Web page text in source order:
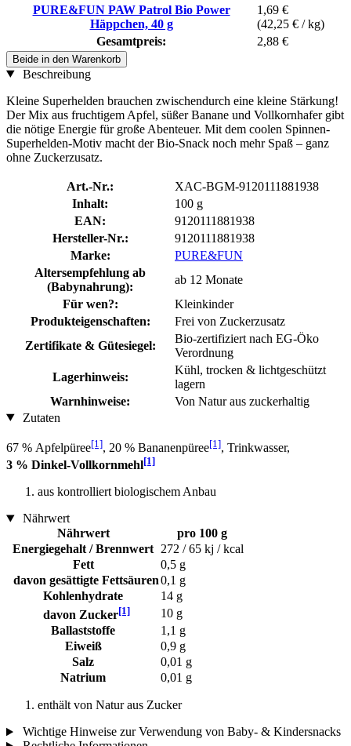
PURE&FUN PAW Patrol Bio Power
Häppchen, 40 g
1,69 €
(42,25 € / kg)
Gesamtpreis:
2,88 €
Beide in den Warenkorb
Beschreibung
Kleine Superhelden brauchen zwischendurch eine kleine Stärkung!
Der Mix aus fruchtigem Apfel, süßer Banane und Vollkornhafer gibt
die nötige Energie für große Abenteuer. Mit dem coolen Spinnen-
Superhelden-Motiv macht der Bio-Snack noch mehr Spaß – ganz
ohne Zuckerzusatz.
Art.-Nr.:
XAC-BGM-9120111881938
Inhalt:
100 g
EAN:
9120111881938
Hersteller-Nr.:
9120111881938
Marke:
PURE&FUN
Altersempfehlung ab
(Babynahrung):
ab 12 Monate
Für wen?:
Kleinkinder
Produkteigenschaften:
Frei von Zuckerzusatz
Zertifikate & Gütesiegel:
Bio-zertifiziert nach EG-Öko
Verordnung
Lagerhinweis:
Kühl, trocken & lichtgeschützt
lagern
Warnhinweise:
Von Natur aus zuckerhaltig
Zutaten
67 % Apfelpüree[1], 20 % Bananenpüree[1], Trinkwasser,
3 % Dinkel-Vollkornmehl[1]
aus kontrolliert biologischem Anbau
Nährwert
Nährwert
pro 100 g
Energiegehalt / Brennwert 272 / 65 kj / kcal
Fett
0,5 g
davon gesättigte Fettsäuren0,1 g
Kohlenhydrate
14 g
davon Zucker[1]
10 g
Ballaststoffe
1,1 g
Eiweiß
0,9 g
Salz
0,01 g
Natrium
0,01 g
enthält von Natur aus Zucker
Wichtige Hinweise zur Verwendung von Baby- & Kindersnacks